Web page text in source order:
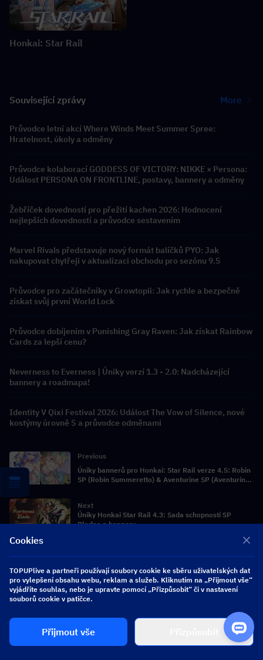
Honkai: Star Rail
Související zprávy More
Průvodce letní akcí Where Winds Meet Summer Spree:
Hratelnost, úkoly a odměny
Průvodce kolaborací GODDESS OF VICTORY: NIKKE × Persona:
Událost PERSONA ON FRONTLINE, postavy, bannery a odměny
Žebříček dovedností pro přežití kachen 2026: Hodnocení
nejlepších dovedností a průvodce sestavením
Marvel Rivals představuje nový formát balíčků PYO: Jak
nakupovat chytřeji v aktualizaci obchodu pro sezónu 9.5
Průvodce pro začátečníky v Growtopii: Jak rychle a bezpečně
získat svůj první World Lock
Průvodce dobíjením v Punishing Gray Raven: Jak získat Rainbow
Cards za lepší cenu?
Neverness to Everness | Úniky verzí 1.3 - 2.0: Nadcházející
bannery a roadmapa!
Identity V Qixi Festival 2026: Událost The Vow of Silence, nové
kostýmy úrovně S a průvodce odměnami
Previous
Úniky bannerů pro Honkai: Star Rail verze 4.5: Robin
SP (Robin Summeretto) & Aventurine SP (Aventurine
Next
Úniky Honkai Star Rail 4.3: Sada schopností SP
Bladea a bannery
SPOJENÉ STÁTY - USD
Získejte personalizované herní nabídky
Cookies
TOPUPlive a partneři používají soubory cookie ke sběru uživatelských dat
pro vylepšení obsahu webu, reklam a služeb. Kliknutím na „Přijmout vše“
vyjádříte souhlas, nebo je upravte pomocí „Přizpůsobit“ či v nastavení
souborů cookie v patičce.
Přijmout vše